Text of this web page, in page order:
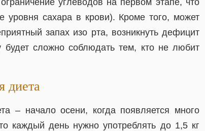
углеводов на первом этапе, что
уровня сахара в крови). Кроме того, может
запах изо рта, возникнуть дефицит
будет сложно соблюдать тем, кто не любит
диета
– начало осени, когда появляется много
каждый день нужно употреблять до 1,5 кг